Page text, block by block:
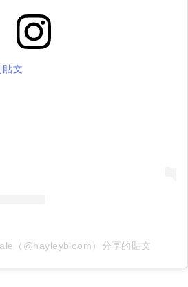
文
（@hayleybloom）分享的貼文